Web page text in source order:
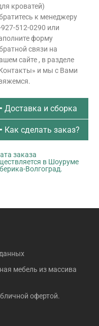
кроватей)
к менеджеру
512-0290 или
форму
связи на
сайте , в разделе
и мы с Вами
Доставка и сборка
Как сделать заказ?
заказа
в Шоуруме
Волгоград.
мебель из массива
офертой.